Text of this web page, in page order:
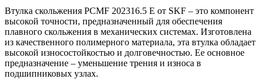
Втулка скольжения PCMF 202316.5 E от SKF – это компонент
высокой точности, предназначенный для обеспечения
плавного скольжения в механических системах. Изготовлена
из качественного полимерного материала, эта втулка обладает
высокой износостойкостью и долговечностью. Ее основное
предназначение – уменьшение трения и износа в
подшипниковых узлах.